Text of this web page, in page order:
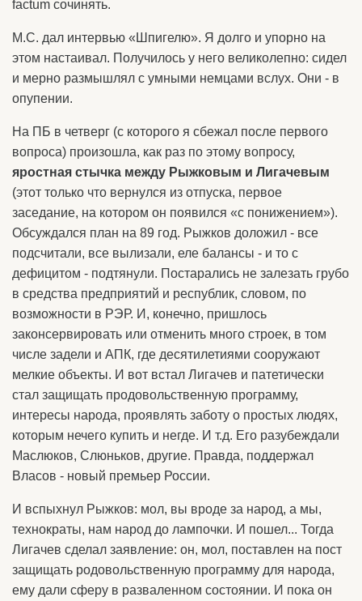
factum сочинять.
М.С. дал интервью «Шпигелю». Я долго и упорно на
этом настаивал. Получилось у него великолепно: сидел
и мерно размышлял с умными немцами вслух. Они - в
опупении.
На ПБ в четверг (с которого я сбежал после первого
вопроса) произошла, как раз по этому вопросу,
яростная стычка между Рыжковым и Лигачевым
(этот только что вернулся из отпуска, первое
заседание, на котором он появился «с понижением»).
Обсуждался план на 89 год. Рыжков доложил - все
подсчитали, все вылизали, еле балансы - и то с
дефицитом - подтянули. Постарались не залезать грубо
в средства предприятий и республик, словом, по
возможности в РЭР. И, конечно, пришлось
законсервировать или отменить много строек, в том
числе задели и АПК, где десятилетиями сооружают
мелкие объекты. И вот встал Лигачев и патетически
стал защищать продовольственную программу,
интересы народа, проявлять заботу о простых людях,
которым нечего купить и негде. И т.д. Его разубеждали
Маслюков, Слюньков, другие. Правда, поддержал
Власов - новый премьер России.
И вспыхнул Рыжков: мол, вы вроде за народ, а мы,
технократы, нам народ до лампочки. И пошел... Тогда
Лигачев сделал заявление: он, мол, поставлен на пост
защищать родовольственную программу для народа,
ему дали сферу в разваленном состоянии. И пока он